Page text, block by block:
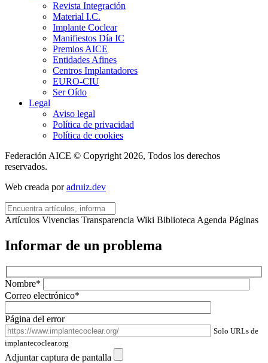
Revista Integración
Material I.C.
Implante Coclear
Manifiestos Día IC
Premios AICE
Entidades Afines
Centros Implantadores
EURO-CIU
Ser Oído
Legal
Aviso legal
Política de privacidad
Política de cookies
Federación AICE © Copyright 2026, Todos los derechos
reservados.
Web creada poradruiz.dev
Artículos Vivencias Transparencia Wiki BibliotecaAgenda Páginas
Informar de un problema
Nombre*
Correo electrónico*
Página del error
Solo URLs de
implantecoclear.org
Adjuntar captura de pantalla